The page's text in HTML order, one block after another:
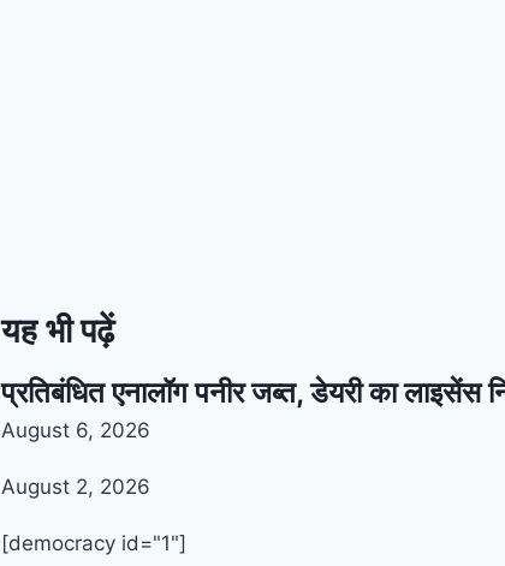
यह भी पढ़ें
प्रतिबंधित एनालॉग पनीर जब्त, डेयरी का लाइसेंस
August 6, 2026
August 2, 2026
[democracy id="1"]